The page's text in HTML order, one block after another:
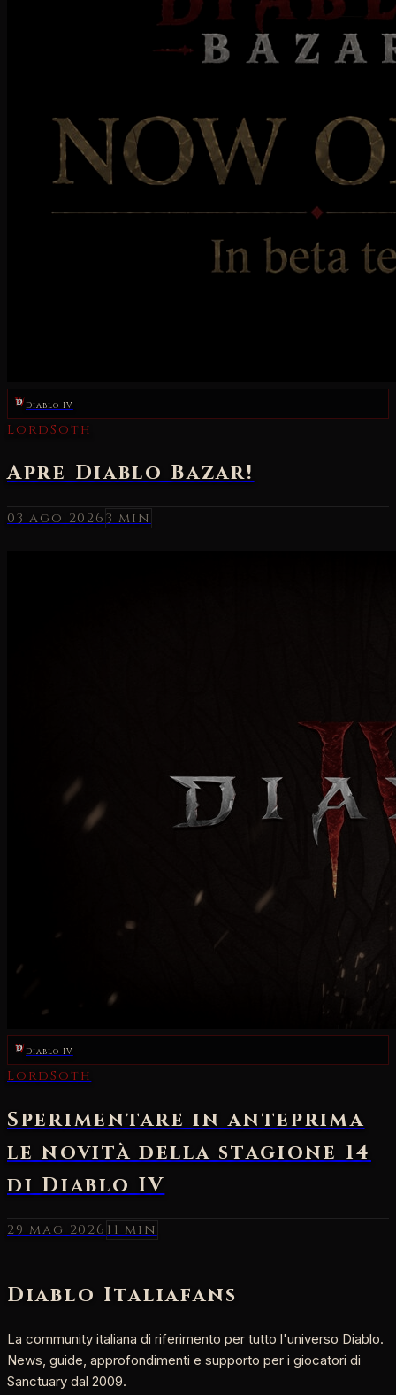
Diablo IV
03 ago 20263 min
Diablo IV
29 mag 202611 min
Diablo Italiafans
La community italiana di riferimento per tutto l'universo Diablo.
News, guide, approfondimenti e supporto per i giocatori di
Sanctuary dal 2009.